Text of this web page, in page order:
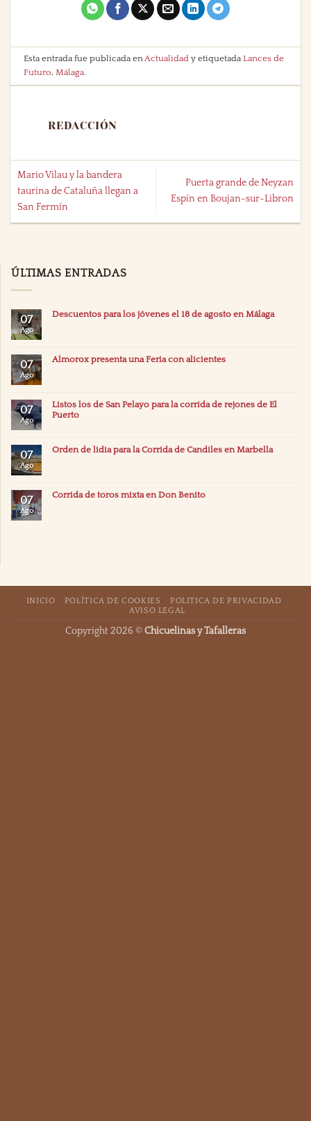
Esta entrada fue publicada enActualidad y etiquetadaLances de
Futuro,Málaga.
REDACCIÓN
Mario Vilau y la bandera
taurina de Cataluña llegan a
San Fermín
Puerta grande de Neyzan
Espín en Boujan-sur-Libron
ÚLTIMAS ENTRADAS
07
Ago
Descuentos para los jóvenes el 18 de agosto en Málaga
07
Ago
Almorox presenta una Feria con alicientes
07
Ago
Listos los de San Pelayo para la corrida de rejones de El
Puerto
07
Ago
Orden de lidia para la Corrida de Candiles en Marbella
07
Ago
Corrida de toros mixta en Don Benito
INICIO POLÍTICA DE COOKIES
POLITICA DE PRIVACIDAD
AVISO LEGAL
Copyright 2026 ©Chicuelinas y Tafalleras